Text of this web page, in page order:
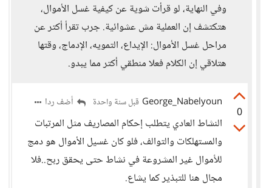
وفي النهاية، لو قرأت شوية عن كيفية غسل الأموال،
هتكتشف إن العملية مش عشوائية. جرب تقرأ أكتر عن
مراحل غسل الأموال: الإيداع، التمويه، الإدماج، وقتها
هتلاقي إن الكلام فعلا منطقي أكتر مما يبدو.
0
George_Nabelyoun قبل سنة واحدة أضف ردا
النشاط العادي يتطلب إحكام المصاريف مثل المرتبات
والمستهلكات والتوالف، فلو كان غسيل الأموال هو دمج
للأموال غير المشروعة في نشاط حتى يحقق ربح..فلا
مجال هنا للتبذير كما يشاع.